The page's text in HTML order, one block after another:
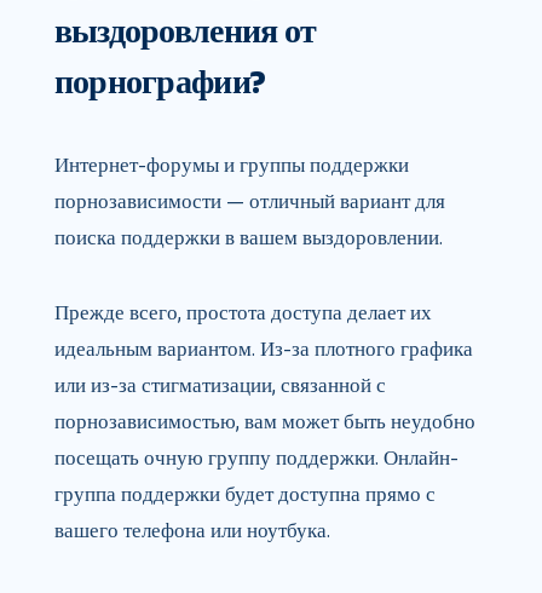
выздоровления от
порнографии?
Интернет-форумы и группы поддержки
порнозависимости — отличный вариант для
поиска поддержки в вашем выздоровлении.
Прежде всего, простота доступа делает их
идеальным вариантом. Из-за плотного графика
или из-за стигматизации, связанной с
порнозависимостью, вам может быть неудобно
посещать очную группу поддержки. Онлайн-
группа поддержки будет доступна прямо с
вашего телефона или ноутбука.